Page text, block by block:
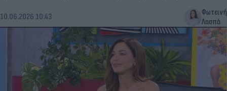
10.06.2026 10:43
Φωτεινή
Λασπά